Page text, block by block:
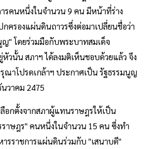
รคนหนึ่งในจำนวน 9 คน มีหน้าที่ร่าง
ครองแผ่นดินถาวรซึ่งต่อมาเปลี่ยนชื่อว่า
ญ" โดยร่วมมือกับพระบาทสมเด็จ
หัวนั้น สภาฯ ได้ลงมติเห็นชอบด้วยแล้ว จึง
ณาโปรดเกล้าฯ ประกาศเป็น รัฐธรรมนูญ
วาคม 2475
ลือกตั้งจากสภาผู้แทนราษฎรให้เป็น
ราษฎร" คนหนึ่งในจำนวน 15 คน ซึ่งทำ
รราชการแผ่นดินร่วมกับ "เสนาบดี"